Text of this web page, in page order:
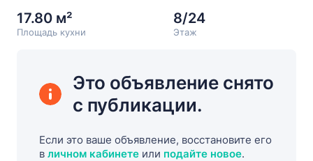
17.80 м²
Площадь кухни
8/24
Этаж
Это объявление снято
с публикации.
Если это ваше объявление, восстановите его
в личном кабинете или подайте новое.